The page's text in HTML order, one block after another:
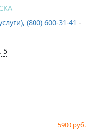
(800) 600-31-41 -
5
5900 руб.